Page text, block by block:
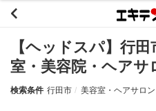
【ヘッドスパ】行
室・美容院・ヘアサ
検索条件 行田市 美容室・ヘアサロン